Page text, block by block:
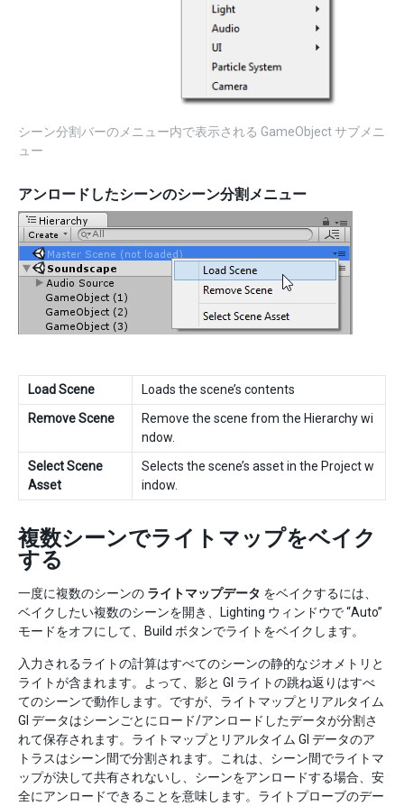
シーン分割バーのメニュー内で表示される GameObject サブメニ
ュー
アンロードしたシーンのシーン分割メニュー
Load Scene
Loads the scene’s contents
Remove Scene
Remove the scene from the Hierarchy wi
ndow.
Select Scene
Asset
Selects the scene’s asset in the Project w
indow.
複数シーンでライトマップをベイク
する
一度に複数のシーンの ライトマップデータ をベイクするには、
ベイクしたい複数のシーンを開き、Lighting ウィンドウで “Auto”
モードをオフにして、Build ボタンでライトをベイクします。
入力されるライトの計算はすべてのシーンの静的なジオメトリと
ライトが含まれます。よって、影と GI ライトの跳ね返りはすべ
てのシーンで動作します。ですが、ライトマップとリアルタイム
GI データはシーンごとにロード/アンロードしたデータが分割さ
れて保存されます。ライトマップとリアルタイム GI データのア
トラスはシーン間で分割されます。これは、シーン間でライトマ
ップが決して共有されないし、シーンをアンロードする場合、安
全にアンロードできることを意味します。ライトプローブのデー